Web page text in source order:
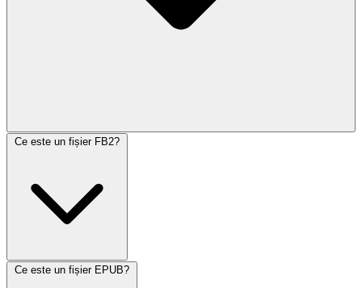
Ce este un fișier FB2?
Ce este un fișier EPUB?